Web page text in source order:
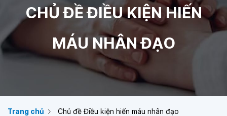
CHỦ ĐỀ ĐIỀU KIỆN HIẾN
MÁU NHÂN ĐẠO
Trang chủ Chủ đề Điều kiện hiến máu nhân đạo